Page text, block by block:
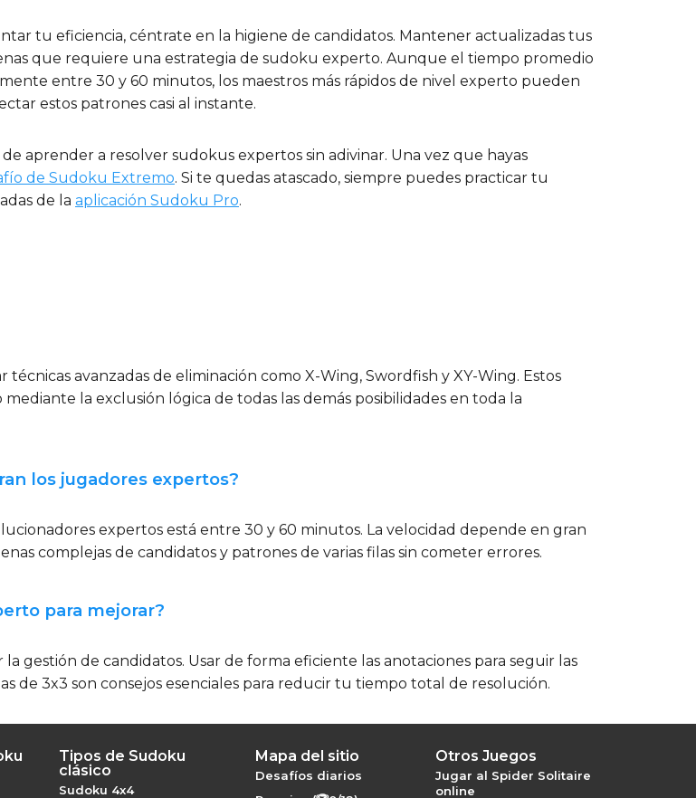
tu eficiencia, céntrate en la higiene de candidatos. Mantener actualizadas tus
que requiere una estrategia de sudoku experto. Aunque el tiempo promedio
entre 30 y 60 minutos, los maestros más rápidos de nivel experto pueden
estos patrones casi al instante.
aprender a resolver sudokus expertos sin adivinar. Una vez que hayas
de Sudoku Extremo. Si te quedas atascado, siempre puedes practicar tu
de la aplicación Sudoku Pro.
avanzadas de eliminación como X-Wing, Swordfish y XY-Wing. Estos
la exclusión lógica de todas las demás posibilidades en toda la
los jugadores expertos?
expertos está entre 30 y 60 minutos. La velocidad depende en gran
complejas de candidatos y patrones de varias filas sin cometer errores.
para mejorar?
gestión de candidatos. Usar de forma eficiente las anotaciones para seguir las
de 3x3 son consejos esenciales para reducir tu tiempo total de resolución.
Tipos de Sudoku
clásico
Sudoku 4x4
Mapa del sitio
Desafíos diarios
Otros Juegos
Jugar al Spider Solitaire
online